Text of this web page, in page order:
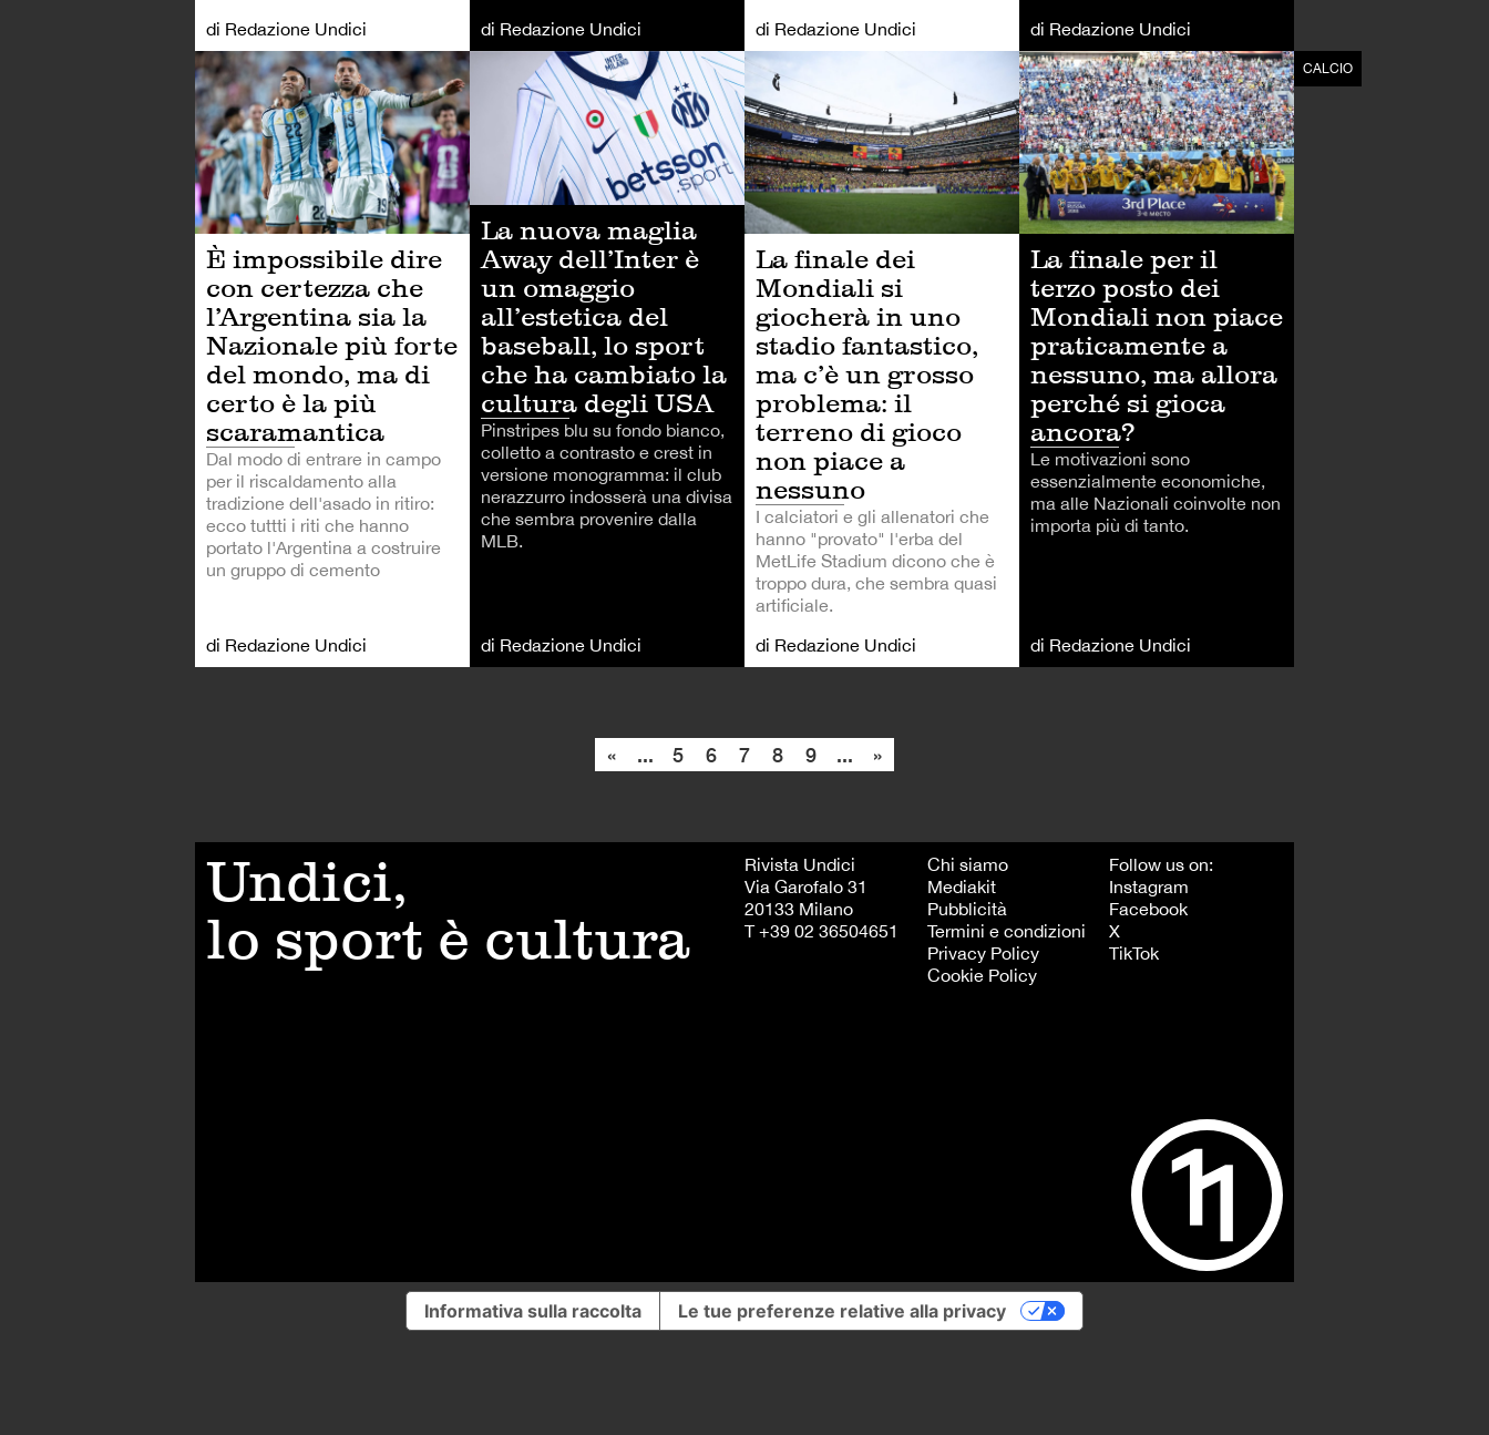
di Redazione Undici
di Redazione Undici di Redazione Undici di Redazione Undici
È impossibile dire
con certezza che
l’Argentina sia la
Nazionale più forte
del mondo, ma di
certo è la più
scaramantica
Dal modo di entrare in campo
per il riscaldamento alla
tradizione dell'asado in ritiro:
ecco tuttti i riti che hanno
portato l'Argentina a costruire
un gruppo di cemento
di Redazione Undici
La nuova maglia
Away dell’Inter è
un omaggio
all’estetica del
baseball, lo sport
che ha cambiato la
cultura degli USA
Pinstripes blu su fondo bianco,
colletto a contrasto e crest in
versione monogramma: il club
nerazzurro indosserà una divisa
che sembra provenire dalla
MLB.
di Redazione Undici
CALCIO
La finale dei
Mondiali si
giocherà in uno
stadio fantastico,
ma c’è un grosso
problema: il
terreno di gioco
non piace a
nessuno
I calciatori e gli allenatori che
hanno "provato" l'erba del
MetLife Stadium dicono che è
troppo dura, che sembra quasi
artificiale.
di Redazione Undici
CALCIO
La finale per il
terzo posto dei
Mondiali non piace
praticamente a
nessuno, ma allora
perché si gioca
ancora?
Le motivazioni sono
essenzialmente economiche,
ma alle Nazionali coinvolte non
importa più di tanto.
di Redazione Undici
« ... 5 6 7 8 9 ... »
Undici,
lo sport è cultura
Rivista Undici
Via Garofalo 31
20133 Milano
T +39 02 36504651
Chi siamo
Mediakit
Pubblicità
Termini e condizioni
Privacy Policy
Cookie Policy
Follow us on:
Instagram
Facebook
X
TikTok
Informativa sulla raccolta Le tue preferenze relative alla privacy